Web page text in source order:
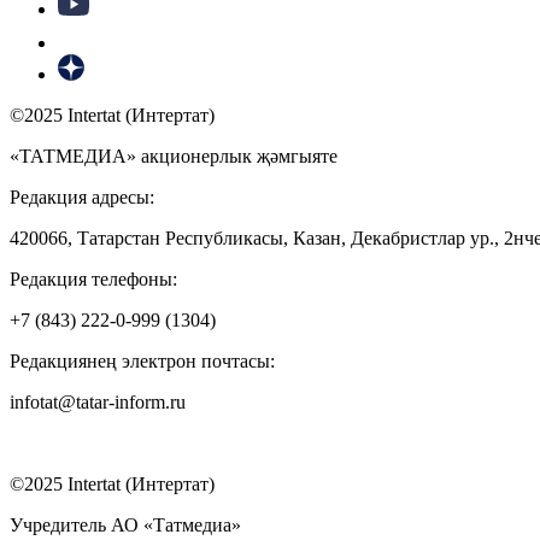
©2025 Intertat (Интертат)
«ТАТМЕДИА» акционерлык җәмгыяте
Редакция адресы:
420066, Татарстан Республикасы, Казан, Декабристлар ур.,
Редакция телефоны:
+7 (843) 222-0-999 (1304)
Редакциянең электрон почтасы:
infotat@tatar-inform.ru
©2025 Intertat (Интертат)
Учредитель АО «Татмедиа»